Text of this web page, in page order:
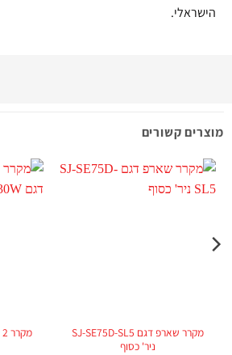
הישראלי.
מוצרים קשורים
מקרר שארפ דגם SJ-SE75D-SL5
ניר' כסוף